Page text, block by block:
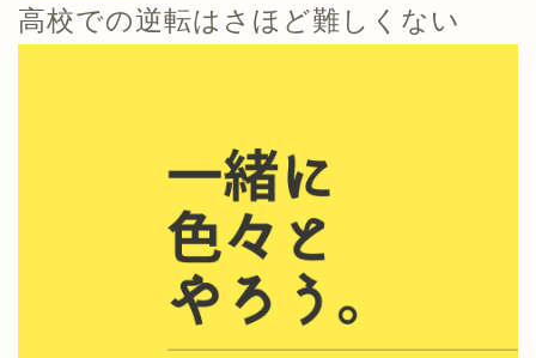
高校での逆転はさほど難しくない